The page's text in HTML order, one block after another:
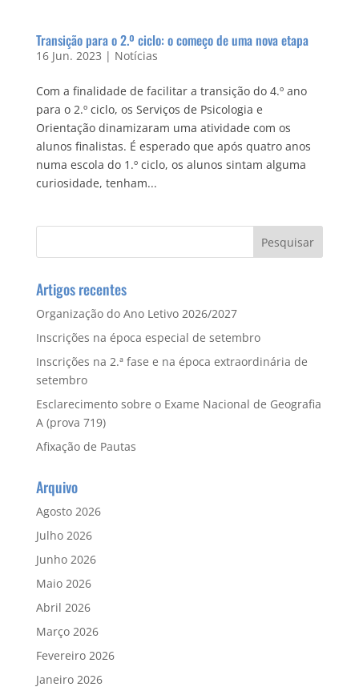
Transição para o 2.º ciclo: o começo de uma nova etapa
16 Jun. 2023 | Notícias
Com a finalidade de facilitar a transição do 4.º ano
para o 2.º ciclo, os Serviços de Psicologia e
Orientação dinamizaram uma atividade com os
alunos finalistas. É esperado que após quatro anos
numa escola do 1.º ciclo, os alunos sintam alguma
curiosidade, tenham...
Artigos recentes
Organização do Ano Letivo 2026/2027
Inscrições na época especial de setembro
Inscrições na 2.ª fase e na época extraordinária de
setembro
Esclarecimento sobre o Exame Nacional de Geografia
A (prova 719)
Afixação de Pautas
Arquivo
Agosto 2026
Julho 2026
Junho 2026
Maio 2026
Abril 2026
Março 2026
Fevereiro 2026
Janeiro 2026